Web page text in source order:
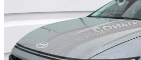
2025 Hyundai Sonata